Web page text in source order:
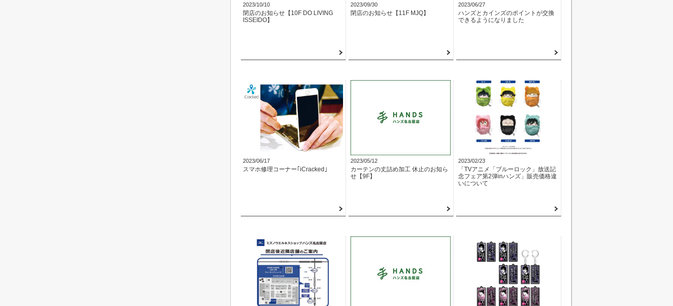
2023/10/10
閉店のお知らせ【10F DO LIVING
ISSEIDO】
2023/09/30
閉店のお知らせ【11F MJQ】
2023/06/27
ハンズとカインズのポイントが交換
できるようになりました
2023/06/17
スマホ修理コーナー｢iCracked｣
2023/05/12
カーテンの丈詰め加工 休止のお知ら
せ【9F】
2023/02/23
「TVアニメ「ブルーロック」放送記
念フェア第2弾inハンズ」販売価格違
いについて